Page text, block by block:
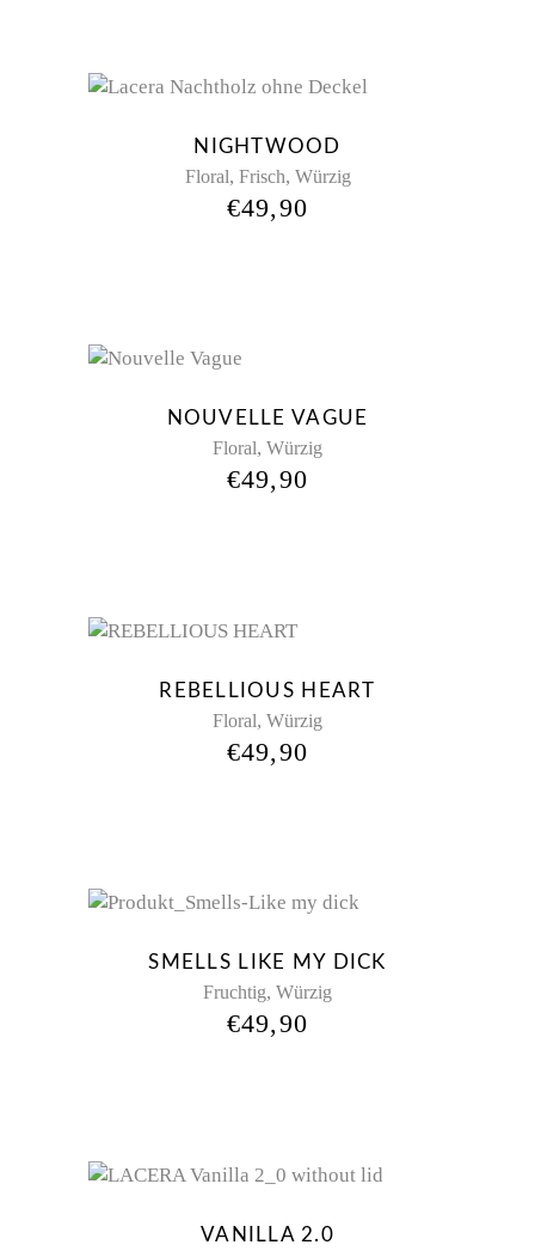
NIGHTWOOD
Floral, Frisch, Würzig
€49,90
NOUVELLE VAGUE
Floral, Würzig
€49,90
REBELLIOUS HEART
Floral, Würzig
€49,90
SMELLS LIKE MY DICK
Fruchtig, Würzig
€49,90
VANILLA 2.0